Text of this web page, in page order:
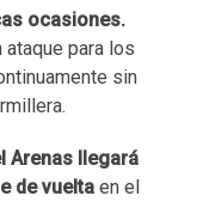
ocasiones.
para los
sin
Arenas llegará
de vuelta en el